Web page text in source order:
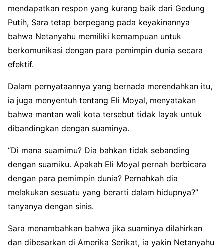
mendapatkan respon yang kurang baik dari Gedung
Putih, Sara tetap berpegang pada keyakinannya
bahwa Netanyahu memiliki kemampuan untuk
berkomunikasi dengan para pemimpin dunia secara
efektif.
Dalam pernyataannya yang bernada merendahkan itu,
ia juga menyentuh tentang Eli Moyal, menyatakan
bahwa mantan wali kota tersebut tidak layak untuk
dibandingkan dengan suaminya.
“Di mana suamimu? Dia bahkan tidak sebanding
dengan suamiku. Apakah Eli Moyal pernah berbicara
dengan para pemimpin dunia? Pernahkah dia
melakukan sesuatu yang berarti dalam hidupnya?”
tanyanya dengan sinis.
Sara menambahkan bahwa jika suaminya dilahirkan
dan dibesarkan di Amerika Serikat, ia yakin Netanyahu